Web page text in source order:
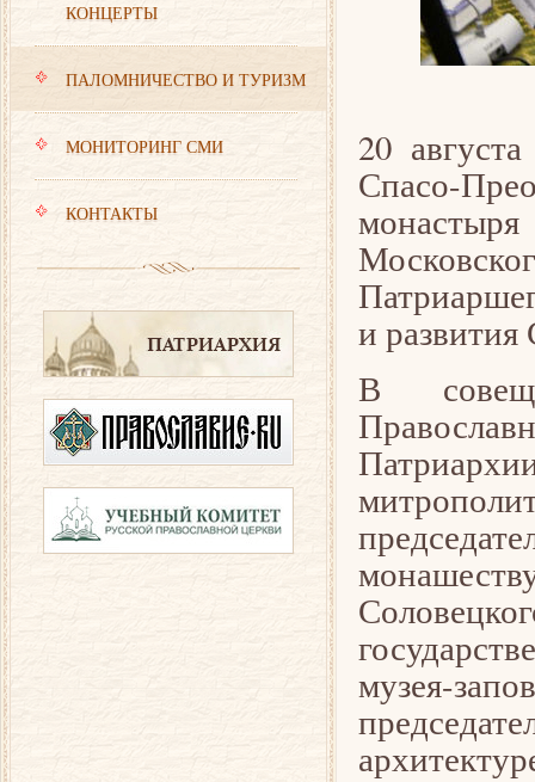
КОНЦЕРТЫ
ПАЛОМНИЧЕСТВО И ТУРИЗМ
МОНИТОРИНГ СМИ
КОНТАКТЫ
20
Спасо-
и развития
В
музея-